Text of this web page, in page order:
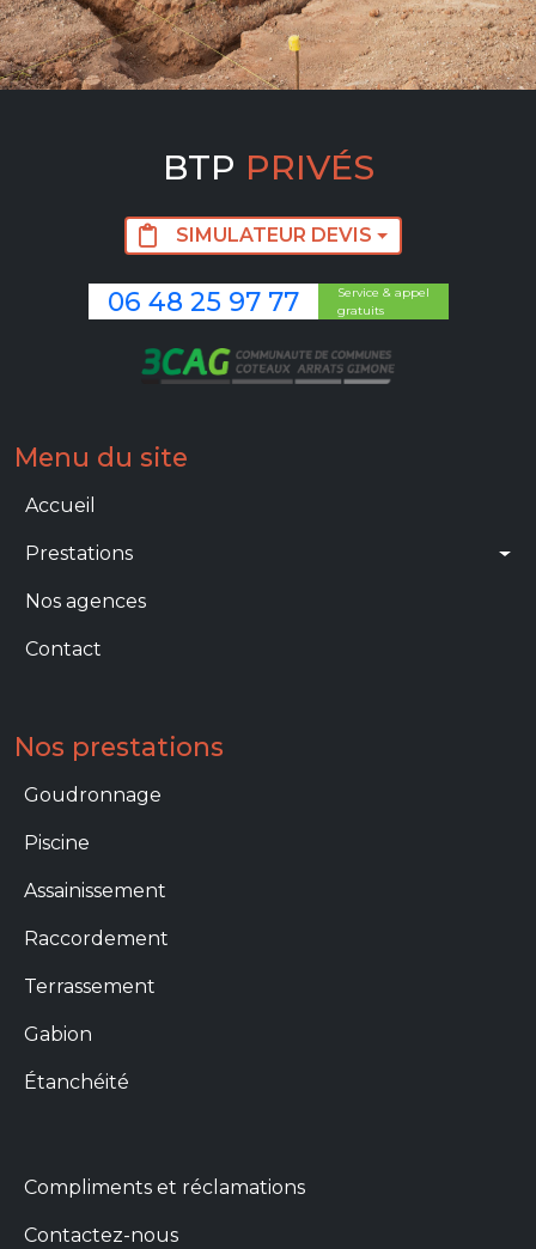
BTP PRIVÉS
SIMULATEUR DEVIS
06 48 25 97 77
Service & appel
gratuits
Image
Menu du site
Main navigation
Accueil
Prestations
Nos agences
Contact
Nos prestations
Prestations
Goudronnage
Piscine
Assainissement
Raccordement
Terrassement
Gabion
Étanchéité
Menu footer info
Compliments et réclamations
Contactez-nous